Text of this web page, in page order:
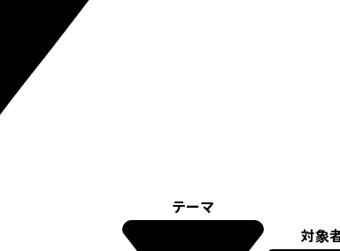
テーマ
対象